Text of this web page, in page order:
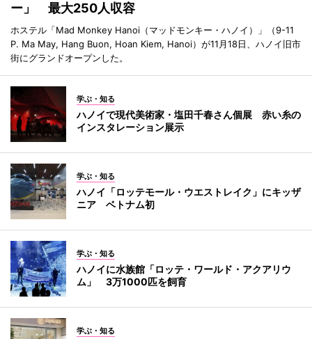
ー」 最大250人収容
ホステル「Mad Monkey Hanoi（マッドモンキー・ハノイ）」（9-11
P. Ma May, Hang Buon, Hoan Kiem, Hanoi）が11月18日、ハノイ旧市
街にグランドオープンした。
学ぶ・知る
ハノイで現代美術家・塩田千春さん個展 赤い糸の
インスタレーション展示
学ぶ・知る
ハノイ「ロッテモール・ウエストレイク」にキッザ
ニア ベトナム初
学ぶ・知る
ハノイに水族館「ロッテ・ワールド・アクアリウ
ム」 3万1000匹を飼育
学ぶ・知る